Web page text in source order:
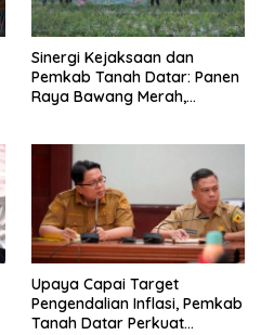
Sinergi Kejaksaan dan
Pemkab Tanah Datar: Panen
Raya Bawang Merah,
Upaya Capai Target
Pengendalian Inflasi, Pemkab
Tanah Datar Perkuat